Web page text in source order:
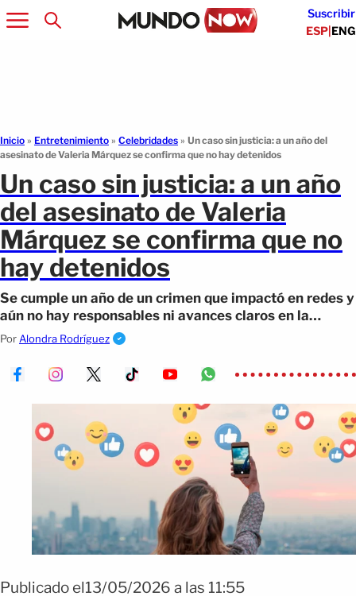
Suscribir
ESP|ENG
Inicio » Entretenimiento » Celebridades » Un caso sin justicia: a un año del
asesinato de Valeria Márquez se confirma que no hay detenidos
Un caso sin justicia: a un año
del asesinato de Valeria
Márquez se confirma que no
hay detenidos
Se cumple un año de un crimen que impactó en redes y
aún no hay responsables ni avances claros en la
investigación.
Por Alondra Rodríguez
Publicado el13/05/2026 a las 11:55